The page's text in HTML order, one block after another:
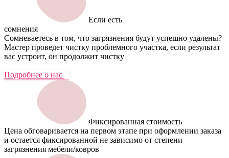
Если есть
сомнения
Сомневаетесь в том, что загрязнения будут успешно удалены?
Мастер проведет чистку проблемного участка, если результат
вас устроит, он продолжит чистку
Подробнее о нас
Фиксированная стоимость
Цена обговаривается на первом этапе при оформлении заказа
и остается фиксированной не зависимо от степени
загрязнения мебели/ковров